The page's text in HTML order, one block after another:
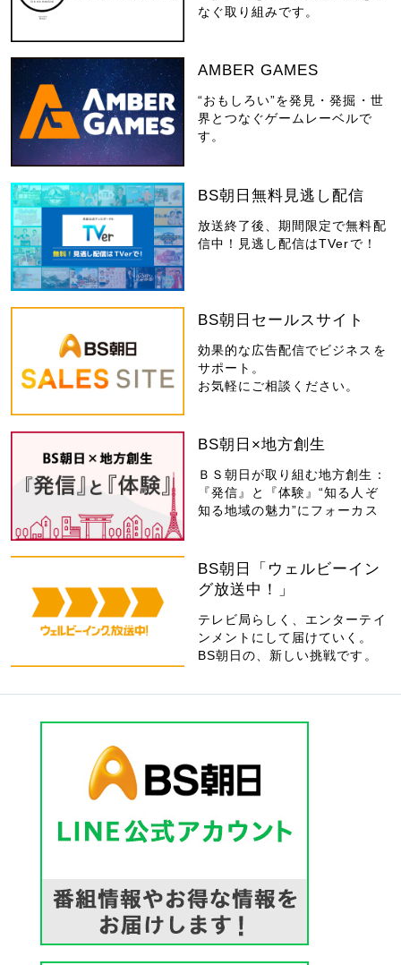
なぐ取り組みです。
AMBER GAMES
“おもしろい”を発見・発掘・世
界とつなぐゲームレーベルで
す。
BS朝日無料見逃し配信
放送終了後、期間限定で無料配
信中！見逃し配信はTVerで！
BS朝日セールスサイト
効果的な広告配信でビジネスを
サポート。
お気軽にご相談ください。
BS朝日×地方創生
ＢＳ朝日が取り組む地方創生：
『発信』と『体験』“知る人ぞ
知る地域の魅力”にフォーカス
BS朝日「ウェルビーイン
グ放送中！」
テレビ局らしく、エンターテイ
ンメントにして届けていく。
BS朝日の、新しい挑戦です。